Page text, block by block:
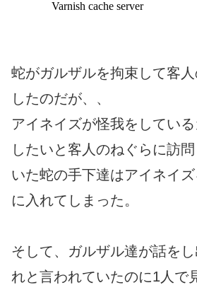
蛇がガルザルを拘束して客
したのだが、、
アイネイズが怪我をしてい
したいと客人のねぐらに訪
いた蛇の手下達はアイネイ
に入れてしまった。
そして、ガルザル達が話を
れと言われていたのに1人で